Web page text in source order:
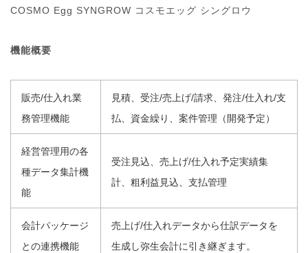
COSMO Egg SYNGROW コスモエッグ シングロウ
機能概要
販売/仕入れ業
務管理機能
見積、受注/売上げ/請求、発注/仕入れ/支
払、資金繰り、案件管理（開発予定）
経営管理用の各
種データ集計機
能
受注見込、売上げ/仕入れ予定実績集
計、粗利益見込、支払管理
会計パッケージ
との連携機能
売上げ/仕入れデータから仕訳データを
生成し弥生会計に引き継ぎます。